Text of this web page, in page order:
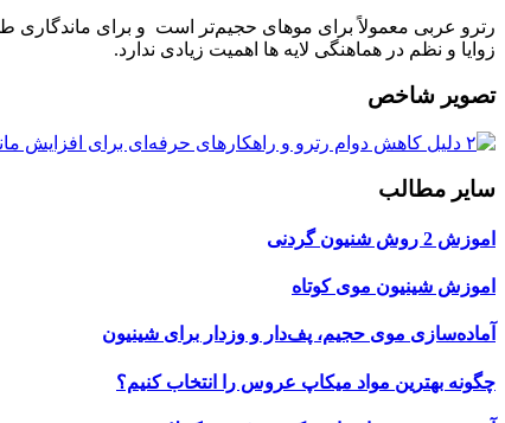
رترو عربی معمولاً برای موهای حجیم‌تر است و برای ماندگاری
زوایا و نظم در هماهنگی لایه ها اهمیت زیادی ندارد.
تصویر شاخص
سایر مطالب
اموزش 2 روش شنیون گردنی
اموزش شینیون موی کوتاه
آماده‌سازی موی حجیم، پف‌دار و وزدار برای شینیون
چگونه بهترین مواد میکاپ عروس را انتخاب کنیم؟